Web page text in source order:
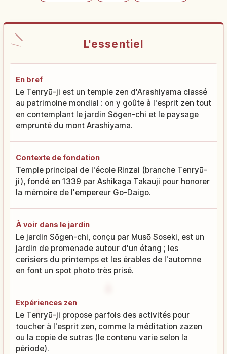
L'essentiel
En bref
Le Tenryū-ji est un temple zen d'Arashiyama classé
au patrimoine mondial : on y goûte à l'esprit zen tout
en contemplant le jardin Sōgen-chi et le paysage
emprunté du mont Arashiyama.
Contexte de fondation
Temple principal de l'école Rinzai (branche Tenryū-
ji), fondé en 1339 par Ashikaga Takauji pour honorer
la mémoire de l'empereur Go-Daigo.
À voir dans le jardin
Le jardin Sōgen-chi, conçu par Musō Soseki, est un
jardin de promenade autour d'un étang ; les
cerisiers du printemps et les érables de l'automne
en font un spot photo très prisé.
Expériences zen
Le Tenryū-ji propose parfois des activités pour
toucher à l'esprit zen, comme la méditation zazen
ou la copie de sutras (le contenu varie selon la
période).